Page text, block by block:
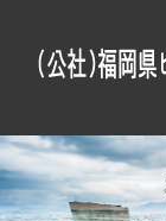
o
c
o
n